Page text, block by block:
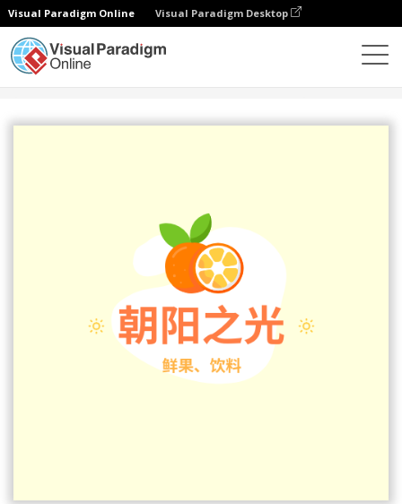
Visual Paradigm Online Visual Paradigm Desktop